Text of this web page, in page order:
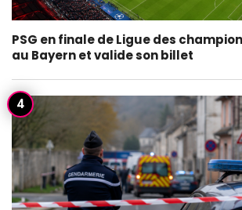
PSG en finale de Ligue des
au Bayern et valide son billet